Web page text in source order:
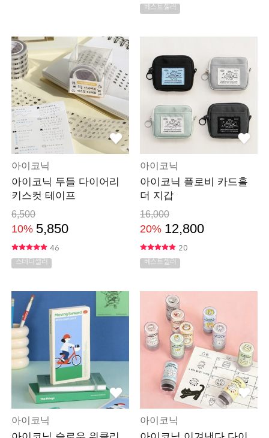
베스트셀러
아이코닉
아이코닉 두들 다이어리
키스컷 테이프
6,500
10% 5,850
46
스테디셀러
아이코닉
아이코닉 플로비 카드홀
더 지갑
16,000
20% 12,800
20
베스트셀러
아이코닉 아이코닉